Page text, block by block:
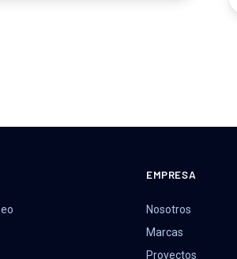
EMPRESA
Nosotros
Marcas
Proyectos